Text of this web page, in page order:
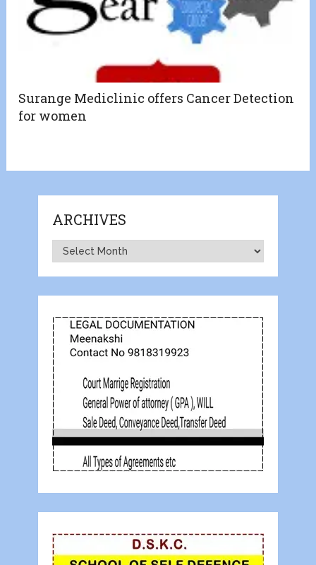
Surange Mediclinic offers Cancer Detection
for women
ARCHIVES
Archives